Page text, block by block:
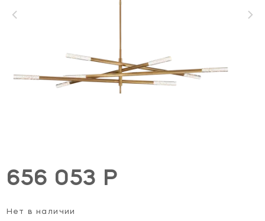
656 053 Р
Нет в наличии